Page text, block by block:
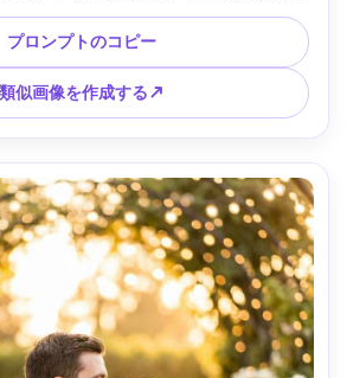
然な肌と毛皮のディテール、Pinterest
ライフスタイル写真 --ar 4:5
プロンプトのコピー
類似画像を作成する↗